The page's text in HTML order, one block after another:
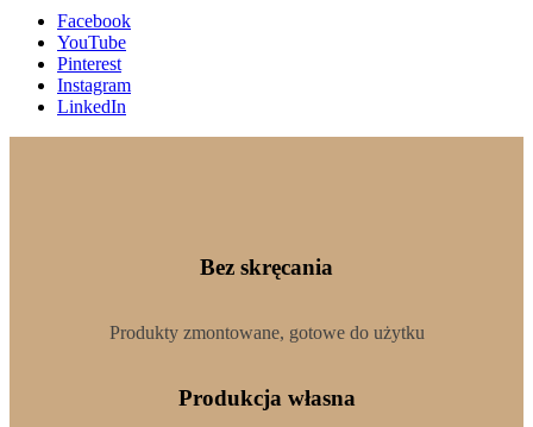
Facebook
YouTube
Pinterest
Instagram
LinkedIn
Bez skręcania
Produkty zmontowane, gotowe do użytku
Produkcja własna